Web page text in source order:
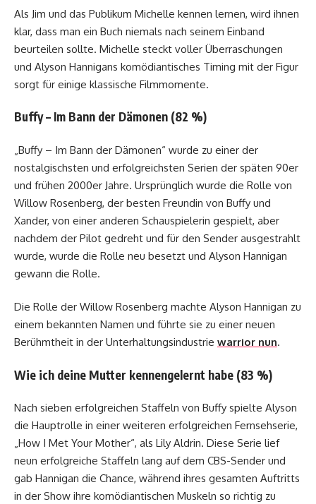
Als Jim und das Publikum Michelle kennen lernen, wird ihnen
klar, dass man ein Buch niemals nach seinem Einband
beurteilen sollte. Michelle steckt voller Überraschungen
und Alyson Hannigans komödiantisches Timing mit der Figur
sorgt für einige klassische Filmmomente.
Buffy – Im Bann der Dämonen (82 %)
„Buffy – Im Bann der Dämonen“ wurde zu einer der
nostalgischsten und erfolgreichsten Serien der späten 90er
und frühen 2000er Jahre. Ursprünglich wurde die Rolle von
Willow Rosenberg, der besten Freundin von Buffy und
Xander, von einer anderen Schauspielerin gespielt, aber
nachdem der Pilot gedreht und für den Sender ausgestrahlt
wurde, wurde die Rolle neu besetzt und Alyson Hannigan
gewann die Rolle.
Die Rolle der Willow Rosenberg machte Alyson Hannigan zu
einem bekannten Namen und führte sie zu einer neuen
Berühmtheit in der Unterhaltungsindustrie warrior nun.
Wie ich deine Mutter kennengelernt habe (83 %)
Nach sieben erfolgreichen Staffeln von Buffy spielte Alyson
die Hauptrolle in einer weiteren erfolgreichen Fernsehserie,
„How I Met Your Mother“, als Lily Aldrin. Diese Serie lief
neun erfolgreiche Staffeln lang auf dem CBS-Sender und
gab Hannigan die Chance, während ihres gesamten Auftritts
in der Show ihre komödiantischen Muskeln so richtig zu